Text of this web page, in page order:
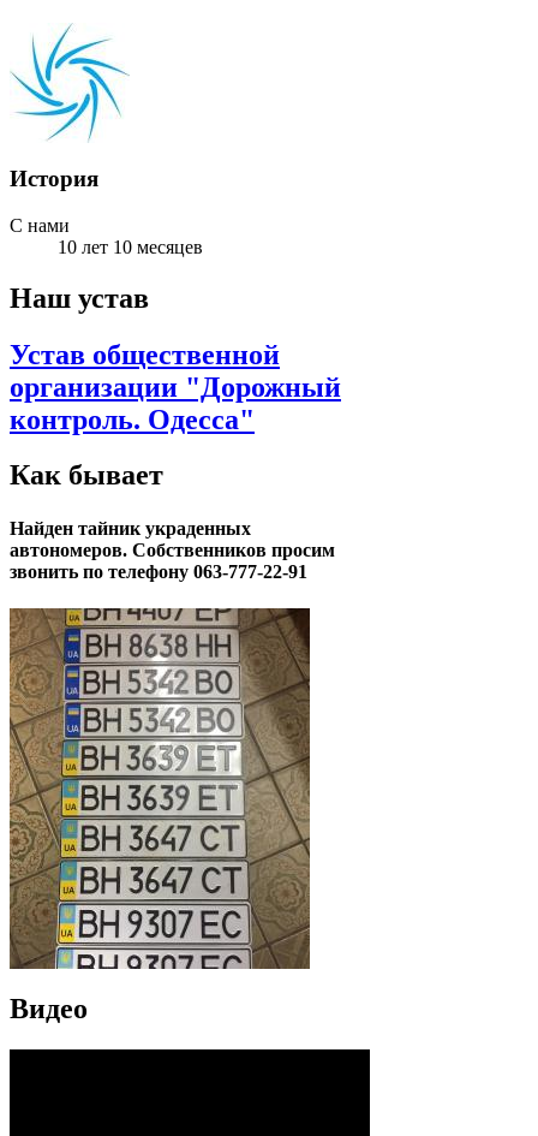
История
С нами
10 лет 10 месяцев
Наш устав
Устав общественной
организации "Дорожный
контроль. Одесса"
Как бывает
Найден тайник украденных
автономеров. Собственников просим
звонить по телефону 063-777-22-91
Видео